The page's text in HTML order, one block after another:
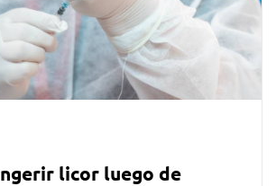
licor luego de